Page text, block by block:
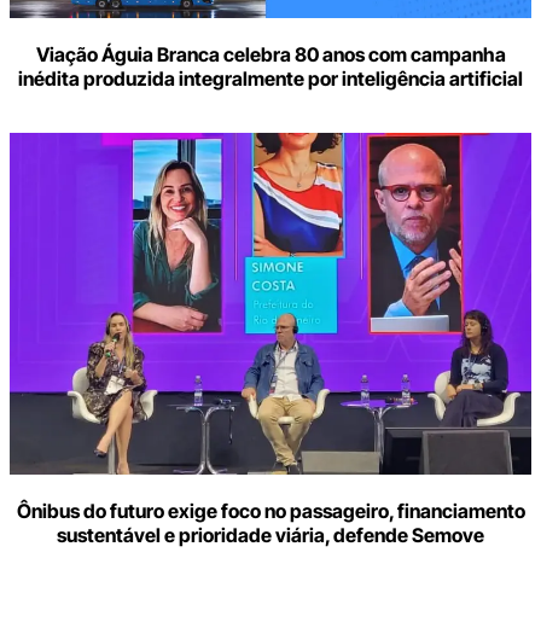
Viação Águia Branca celebra 80 anos com campanha
inédita produzida integralmente por inteligência artificial
Ônibus do futuro exige foco no passageiro, financiamento
sustentável e prioridade viária, defende Semove